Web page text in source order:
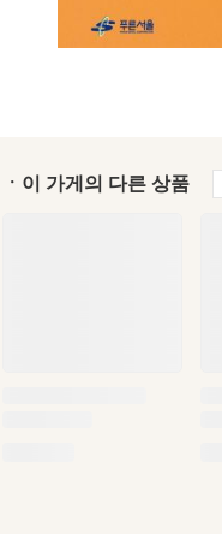
ㆍ이 가게의 다른 상품